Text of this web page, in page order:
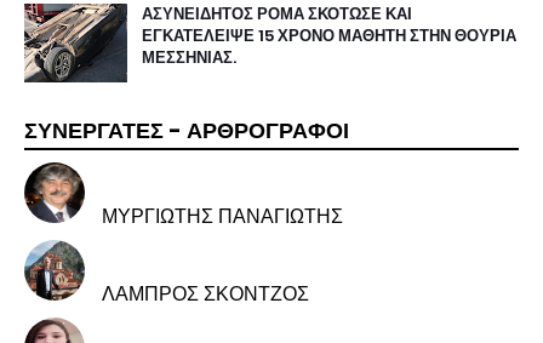
ΑΣΥΝΕΙΔΗΤΟΣ ΡΟΜΑ ΣΚΟΤΩΣΕ ΚΑΙ
ΕΓΚΑΤΕΛΕΙΨΕ 15 ΧΡΟΝΟ ΜΑΘΗΤΗ ΣΤΗΝ ΘΟΥΡΙΑ
ΜΕΣΣΗΝΙΑΣ.
ΣΥΝΕΡΓΑΤΕΣ - ΑΡΘΡΟΓΡΑΦΟΙ
ΜΥΡΓΙΩΤΗΣ ΠΑΝΑΓΙΩΤΗΣ
ΛΑΜΠΡΟΣ ΣΚΟΝΤΖΟΣ